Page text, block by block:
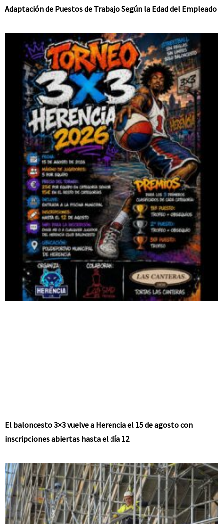
Adaptación de Puestos de Trabajo Según la Edad del Empleado
El baloncesto 3×3 vuelve a Herencia el 15 de agosto con
inscripciones abiertas hasta el día 12